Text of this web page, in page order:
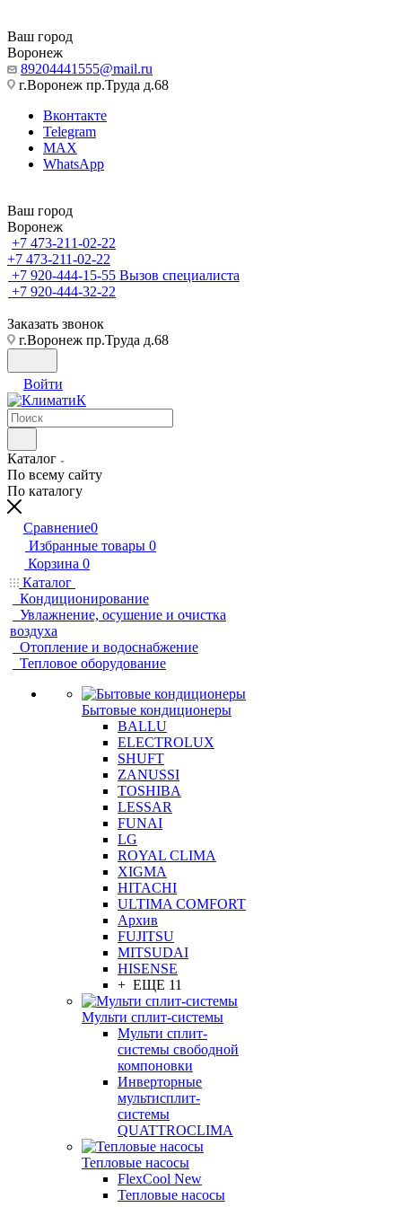
Ваш город
Воронеж
89204441555@mail.ru
г.Воронеж пр.Труда д.68
Вконтакте
Telegram
MAX
WhatsApp
Ваш город
Воронеж
+7 473-211-02-22
+7 473-211-02-22
+7 920-444-15-55 Вызов специалиста
+7 920-444-32-22
Заказать звонок
г.Воронеж пр.Труда д.68
Войти
Каталог
По всему сайту
По каталогу
Сравнение0
Избранные товары 0
Корзина 0
Каталог
Кондиционирование
Увлажнение, осушение и очистка
воздуха
Отопление и водоснабжение
Тепловое оборудование
Бытовые кондиционеры
BALLU
ELECTROLUX
SHUFT
ZANUSSI
TOSHIBA
LESSAR
FUNAI
LG
ROYAL CLIMA
XIGMA
HITACHI
ULTIMA COMFORT
Архив
FUJITSU
MITSUDAI
HISENSE
+ ЕЩЕ 11
Мульти сплит-системы
Мульти сплит-
системы свободной
компоновки
Инверторные
мультисплит-
системы
QUATTROCLIMA
Тепловые насосы
FlexCool New
Тепловые насосы